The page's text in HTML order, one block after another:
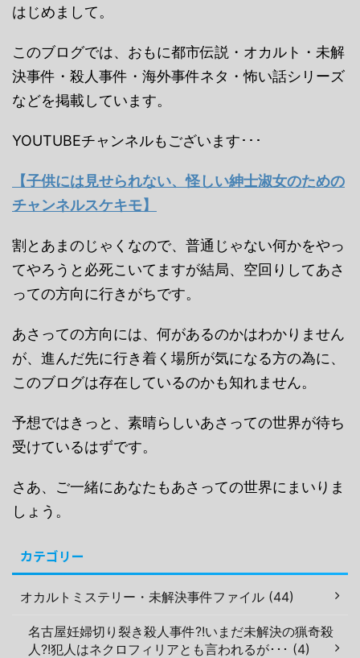
はじめまして。
このブログでは、おもに都市伝説・オカルト・未解
決事件・殺人事件・海外事件ネタ・怖い話シリーズ
などを掲載しています。
YOUTUBEチャンネルもございます･･･
【子供には見せられない、怪しい紳士淑女のための
チャンネルスケキモ】
割とあまのじゃくなので、普通じゃない何かをやっ
てやろうと必死こいてますが結局、空回りしてあさ
っての方向に行きがちです。
あさっての方向には、何があるのかはわかりません
が、進んだ先に行き着く場所が気になる方の為に、
このブログは存在しているのかも知れません。
予想ではきっと、素晴らしいあさっての世界が待ち
受けているはずです。
さあ、ご一緒にあなたもあさっての世界にまいりま
しょう。
カテゴリー
オカルトミステリー・未解決事件ファイル (44)
名古屋妊婦切り裂き殺人事件?!いまだ未解決の猟奇殺
人?!犯人はネクロフィリアとも言われるが･･･ (4)